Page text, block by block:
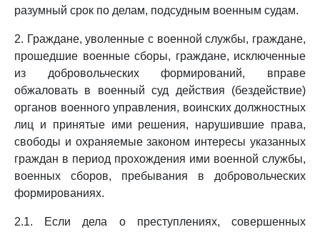
разумный срок по делам, подсудным военным судам.
2. Граждане, уволенные с военной службы, граждане,
прошедшие военные сборы, граждане, исключенные
из добровольческих формирований, вправе
обжаловать в военный суд действия (бездействие)
органов военного управления, воинских должностных
лиц и принятые ими решения, нарушившие права,
свободы и охраняемые законом интересы указанных
граждан в период прохождения ими военной службы,
военных сборов, пребывания в добровольческих
формированиях.
2.1. Если дела о преступлениях, совершенных